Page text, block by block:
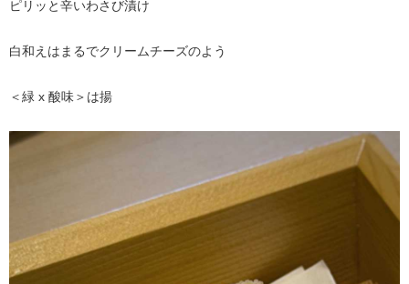
ピリッと辛いわさび漬け
白和えはまるでクリームチーズのよう
＜緑 x 酸味＞は揚